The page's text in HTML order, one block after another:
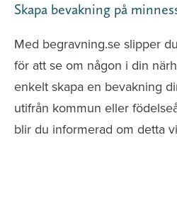
Skapa bevakning på
Med begravning.se slipper
för att se om någon i din
enkelt skapa en bevakning
utifrån kommun eller
blir du informerad om detta